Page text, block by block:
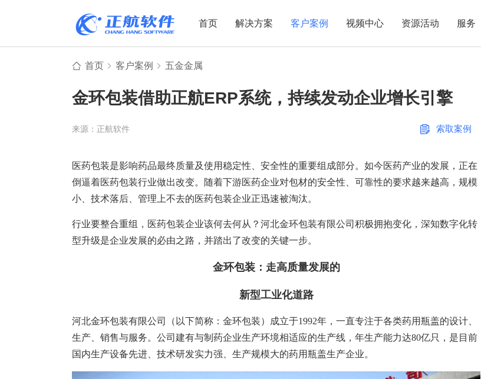
首页 解决方案
设备制造
非标自动化
电子制造
装备制造
机械行业
五金行业
PCB行业
电子贸易
大宗贸易
IC贸易行业
项目型接单
批发类销售
工贸一体型
整合型贸易
生产管理
销售管理
成本核算
财务管理
质量管理
研发管理
数字车间
APS排程
配置BOM
移动报工
智能物流
交期管理
客户案例
机电设备 家用电器 电子制造
视频中心 资源活动
市场活动
电子书中心
服务
售后服务
正航简介
首页 客户案例 五金金属
金环包装借助正航ERP系统，持续发动企业增长引擎
来源：正航软件 索取案例
医药包装是影响药品最终质量及使用稳定性、安全性的重要组成部分。如今医药产业的发展，正在
倒逼着医药包装行业做出改变。随着下游医药企业对包材的安全性、可靠性的要求越来越高，规模
小、技术落后、管理上不去的医药包装企业正迅速被淘汰。
行业要整合重组，医药包装企业该何去何从？河北金环包装有限公司积极拥抱变化，深知数字化转
型升级是企业发展的必由之路，并踏出了改变的关键一步。
金环包装：走高质量发展的
新型工业化道路
河北金环包装有限公司（以下简称：金环包装）成立于1992年，一直专注于各类药用瓶盖的设计、
生产、销售与服务。公司建有与制药企业生产环境相适应的生产线，年生产能力达80亿只，是目前
国内生产设备先进、技术研发实力强、生产规模大的药用瓶盖生产企业。